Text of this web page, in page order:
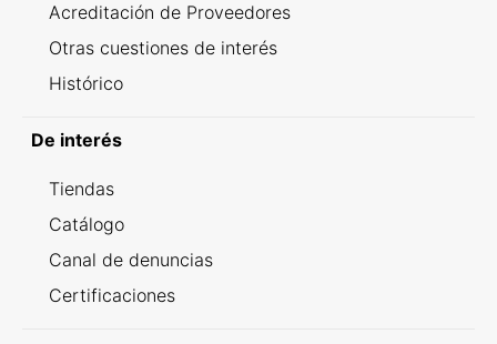
Acreditación de Proveedores
Otras cuestiones de interés
Histórico
De interés
Tiendas
Catálogo
Canal de denuncias
Certificaciones